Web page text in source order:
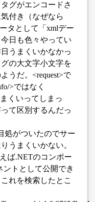
グがエンコードさ
付き（なぜなら
タとして「xmlデー
日も色々やってい
うまくいかなかっ
の大文字小文字を
うだ。<request>で
>ではなく
くいってしまっ
て区別するんだっ
処がついたのでサー
うまくいかない。
ば.NETのコンポー
トとして公開でき
れを検索したとこ